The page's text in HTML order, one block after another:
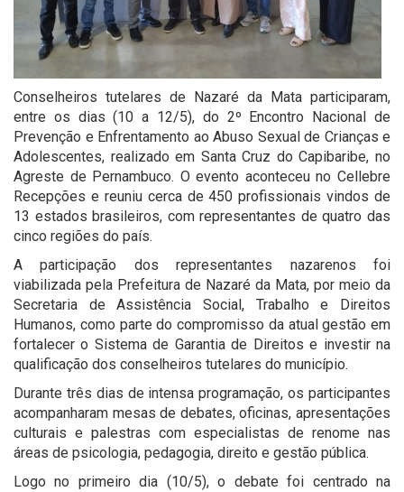
Conselheiros tutelares de Nazaré da Mata participaram,
entre os dias (10 a 12/5), do 2º Encontro Nacional de
Prevenção e Enfrentamento ao Abuso Sexual de Crianças e
Adolescentes, realizado em Santa Cruz do Capibaribe, no
Agreste de Pernambuco. O evento aconteceu no Cellebre
Recepções e reuniu cerca de 450 profissionais vindos de
13 estados brasileiros, com representantes de quatro das
cinco regiões do país.
A participação dos representantes nazarenos foi
viabilizada pela Prefeitura de Nazaré da Mata, por meio da
Secretaria de Assistência Social, Trabalho e Direitos
Humanos, como parte do compromisso da atual gestão em
fortalecer o Sistema de Garantia de Direitos e investir na
qualificação dos conselheiros tutelares do município.
Durante três dias de intensa programação, os participantes
acompanharam mesas de debates, oficinas, apresentações
culturais e palestras com especialistas de renome nas
áreas de psicologia, pedagogia, direito e gestão pública.
Logo no primeiro dia (10/5), o debate foi centrado na